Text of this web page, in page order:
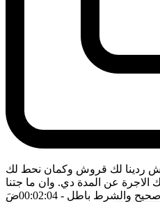
ردينا لك قروش وكمان نحط لك
الاجرة عن المدة دي. وان ما جتنا
صحيح والشرط باطل - 00:02:04 ضَ